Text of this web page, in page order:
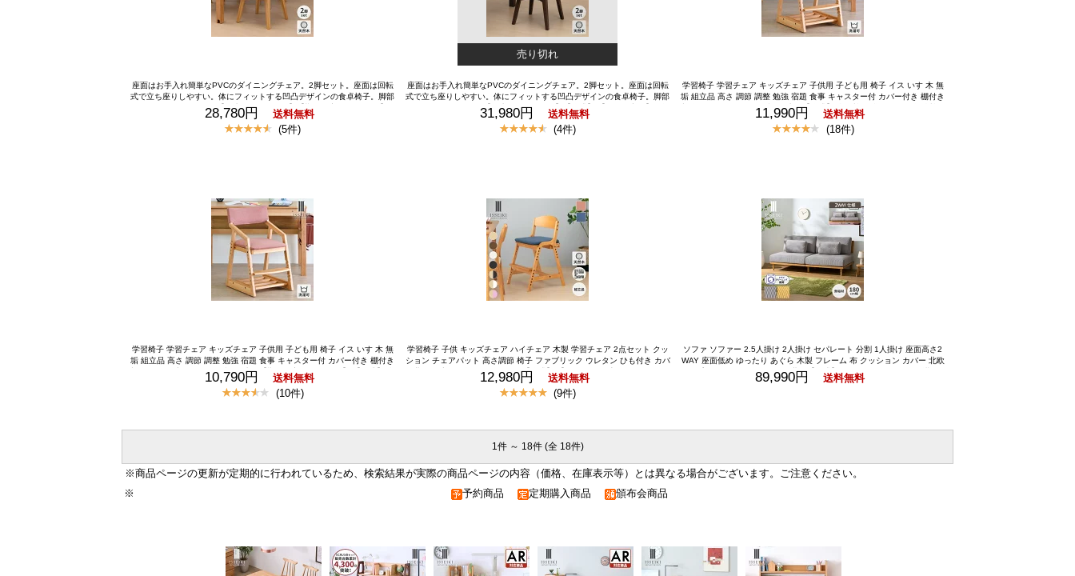
売り切れ
座面はお手入れ簡単なPVCのダイニングチェア。2脚セット。座面は回転
式で立ち座りしやすい。体にフィットする凹凸デザインの食卓椅子。脚部
はラバーウッド使用。【一生紀オリジナル】【期間限定3200円引き】
【公式】 【セット商品】 ダイニングチェア チェア2脚セット 食卓 1人掛
け 背もたれ 北欧 幅45cm 回転式 回転いす ダイニング シンプル ナチュラ
28,780円 送料無料
(5件)
座面はお手入れ簡単なPVCのダイニングチェア。2脚セット。座面は回転
式で立ち座りしやすい。体にフィットする凹凸デザインの食卓椅子。脚部
はラバーウッド使用。【一生紀オリジナル】【公式】 【セット商品】 ダイ
ニングチェア チェア2脚セット 食卓 1人掛け 背もたれ 北欧 幅45cm 回転
式 回転いす ダイニング シンプル ナチュラル PVC ブラック 木製 組立品
31,980円 送料無料
(4件)
学習椅子 学習チェア キッズチェア 子供用 子ども用 椅子 イス いす 木 無
垢 組立品 高さ 調節 調整 勉強 宿題 食事 キャスター付 カバー付き 棚付き
収納付き グレー 進級 保証 一生紀【公式】 学習椅子 学習チェア 勉強椅子
キッズチェア 子ども 椅子 高さ調節 キャスター ロック カバー 足置き 背
もたれ 姿勢 ラック 棚 北欧 おしゃれ 木製 天然木 小学生 入学 女の子 男
11,990円 送料無料
(18件)
学習椅子 学習チェア キッズチェア 子供用 子ども用 椅子 イス いす 木 無
垢 組立品 高さ 調節 調整 勉強 宿題 食事 キャスター付 カバー付き 棚付き
収納付き 可愛い ピンク 保証 一生紀【期間限定1200円引き】 【公式】 学
習椅子 学習チェア 勉強椅子 キッズチェア 子ども 椅子 高さ調節 キャスタ
ー ロック カバー 足置き 背もたれ 姿勢 ラック ランドセル置き 北欧 おし
10,790円 送料無料
(10件)
学習椅子 子供 キッズチェア ハイチェア 木製 学習チェア 2点セット クッ
ション チェアパット 高さ調節 椅子 ファブリック ウレタン ひも付き カバ
ー 北欧 組立て ダイニングチェア【公式】 【AIRYチェア専用クッションセ
ット】 学習椅子 学習イス 学習チェア 勉強椅子 キッズチェア ダイニング
チェア 椅子 イス 木製 子供用 子ども 高さ調節 勉強 リビング学習 AIRY D
12,980円 送料無料
(9件)
ソファ ソファー 2.5人掛け 2人掛け セパレート 分割 1人掛け 座面高さ2
WAY 座面低め ゆったり あぐら 木製 フレーム 布 クッション カバー 北欧
シンプル ナチュラル リビング 北欧【公式】 ソファ ソファー 2.5人掛け 2
人掛け 1人掛け 分割 ゆったり 座面高さ2WAY 木製 低床 フレーム アーム
89,990円 送料無料
1件 ～ 18件 (全 18件)
※商品ページの更新が定期的に行われているため、検索結果が実際の商品ページの内容（価格、在庫表示等）とは異なる場合がございます。ご注意ください。
※
予約商品 定期購入商品 頒布会商品